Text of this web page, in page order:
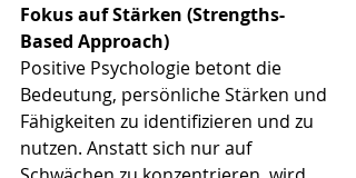
Fokus auf Stärken (Strengths-
Based Approach)
Positive Psychologie betont die
Bedeutung, persönliche Stärken und
Fähigkeiten zu identifizieren und zu
nutzen. Anstatt sich nur auf